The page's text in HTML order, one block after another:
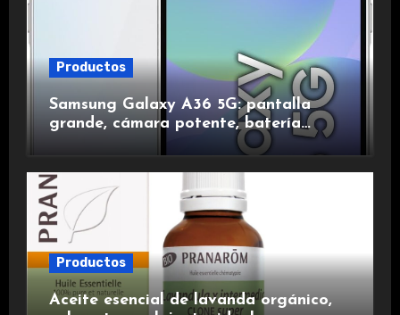
Productos
Samsung Galaxy A36 5G: pantalla
grande, cámara potente, batería
duradera y carga rápida para una
Productos
Aceite esencial de lavanda orgánico,